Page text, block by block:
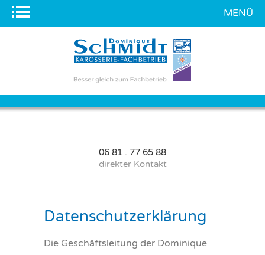
MENÜ
UNFALL, WAS TUN?
KAROSSERIEBAU
KUNDENSTIMMEN
06 81 . 77 65 88
direkter Kontakt
Datenschutzerklärung
Die Geschäftsleitung der Dominique